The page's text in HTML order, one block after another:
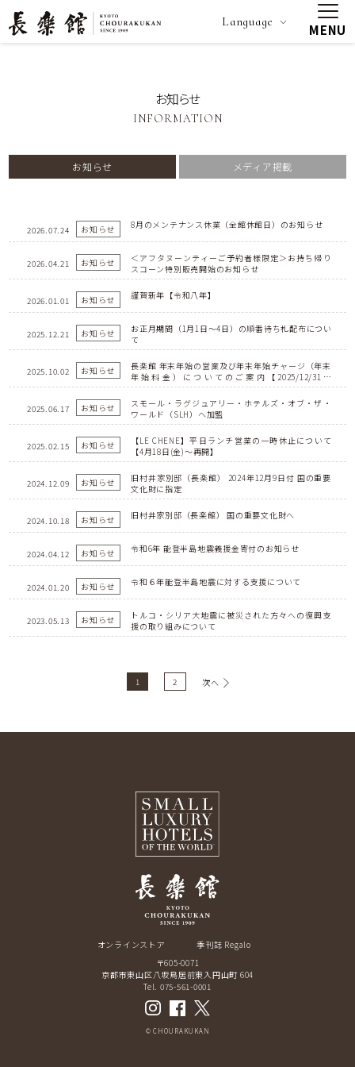
Language MENU
お知らせ
INFORMATION
お知らせ メディア掲載
2026.07.24 お知らせ 8月のメンテナンス休業（全館休館日）のお知らせ
2026.04.21 お知らせ
＜アフタヌーンティーご予約者様限定＞お持ち帰り
スコーン特別販売開始のお知らせ
2026.01.01 お知らせ 謹賀新年【令和八年】
2025.12.21 お知らせ
お正月期間（1月1日～4日）の順番待ち札配布につい
て
2025.10.02 お知らせ
長楽館 年末年始の営業及び年末年始チャージ（年末
年始料金）についてのご案内【2025/12/31～
2026/1/4】
2025.06.17
お知らせ
スモール・ラグジュアリー・ホテルズ・オブ・ザ・
ワールド（SLH）へ加盟
2025.02.15 お知らせ
【LE CHENE】平日ランチ営業の一時休止について
【4月18日(金)～再開】
2024.12.09 お知らせ
旧村井家別邸（長楽館） 2024年12月9日付 国の重要
文化財に指定
2024.10.18 お知らせ 旧村井家別邸（長楽館） 国の重要文化財へ
2024.04.12 お知らせ 令和6年 能登半島地震義援金寄付のお知らせ
2024.01.20 お知らせ 令和６年能登半島地震に対する支援について
2023.05.13 お知らせ
トルコ・シリア大地震に被災された方々への復興支
援の取り組みについて
1 2 次へ
オンラインストア
季刊誌 Regalo
〒605-0071
京都市東山区八坂鳥居前東入円山町 604
Tel. 075-561-0001
© CHOURAKUKAN